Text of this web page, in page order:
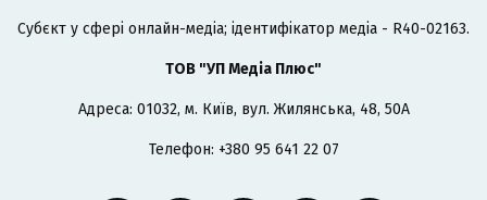
Cубєкт у сфері онлайн-медіа; ідентифікатор медіа - R40-02163.
ТОВ "УП Медіа Плюс"
Адреса: 01032, м. Київ, вул. Жилянська, 48, 50А
Телефон: +380 95 641 22 07